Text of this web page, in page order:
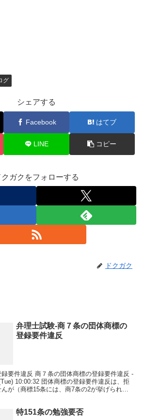
グ
シェアする
Facebook はてブ
LINE コピー
クガクをフォローする
ドクガク
弁理士試験-商７条の団体商標の
登録要件違反
要件違反 商７条の団体商標の登録要件違反 -
10:00:32 団体商標の登録要件違反は、拒
が（商標15条には、商7条の2が挙げられて
特151条の勉強要否